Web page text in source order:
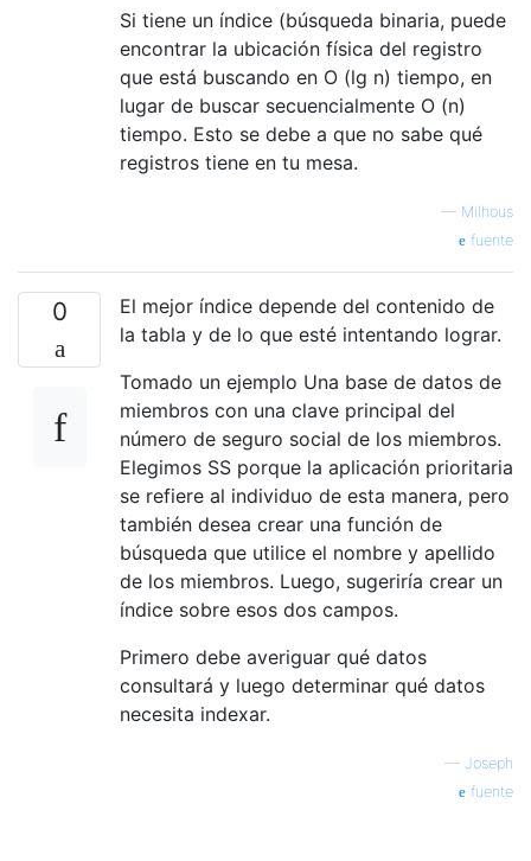
Si tiene un índice (búsqueda binaria, puede
encontrar la ubicación física del registro
que está buscando en O (lg n) tiempo, en
lugar de buscar secuencialmente O (n)
tiempo. Esto se debe a que no sabe qué
registros tiene en tu mesa.
— Milhous
fuente
0
El mejor índice depende del contenido de
la tabla y de lo que esté intentando lograr.
Tomado un ejemplo Una base de datos de
miembros con una clave principal del
número de seguro social de los miembros.
Elegimos SS porque la aplicación prioritaria
se refiere al individuo de esta manera, pero
también desea crear una función de
búsqueda que utilice el nombre y apellido
de los miembros. Luego, sugeriría crear un
índice sobre esos dos campos.
Primero debe averiguar qué datos
consultará y luego determinar qué datos
necesita indexar.
— Joseph
fuente